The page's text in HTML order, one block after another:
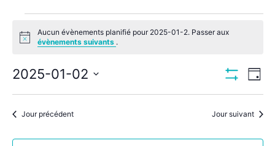
Notice
Aucun évènements planifié pour 2025-01-2. Passer aux
évènements suivants .
parde
Jour
2025-01-02
une
date.Jour précédent Jour suivant